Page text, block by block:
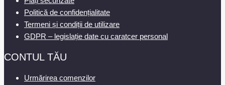
Politică de confidențialitate
Termeni și condiții de utilizare
GDPR – legislație date cu caratcer personal
CONTUL TĂU
Urmărirea comenzilor